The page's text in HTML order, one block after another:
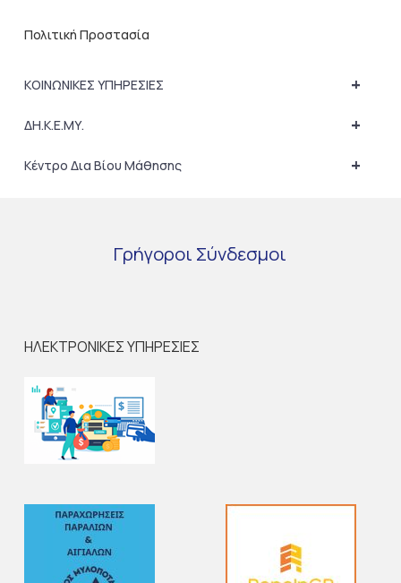
Πολιτική Προστασία
+
ΚΟΙΝΩΝΙΚΕΣ ΥΠΗΡΕΣΙΕΣ
+
ΔΗ.Κ.Ε.ΜΥ.
+
Κέντρο Δια Βίου Μάθησης
Γρήγοροι Σύνδεσμοι
ΗΛΕΚΤΡΟΝΙΚΕΣ ΥΠΗΡΕΣΙΕΣ